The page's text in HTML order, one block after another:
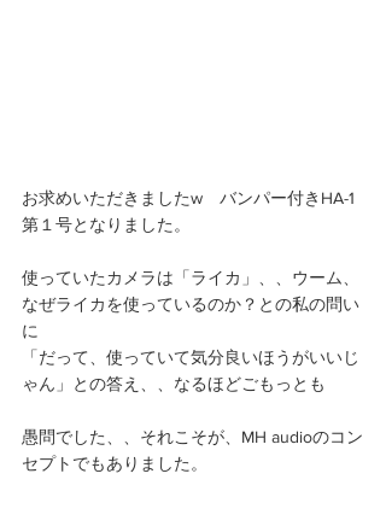
お求めいただきましたw　バンパー付きHA-1
第１号となりました。
使っていたカメラは「ライカ」、、ウーム、
なぜライカを使っているのか？との私の問い
に
「だって、使っていて気分良いほうがいいじ
ゃん」との答え、、なるほどごもっとも
愚問でした、、それこそが、MH audioのコン
セプトでもありました。